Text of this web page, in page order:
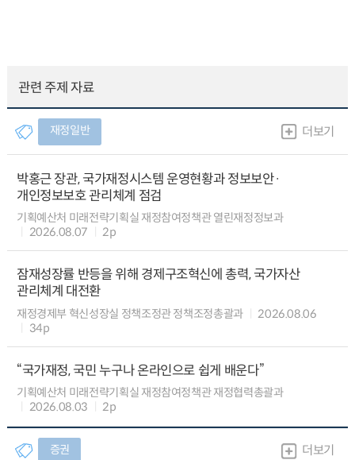
관련 주제 자료
재정일반 더보기
박홍근 장관, 국가재정시스템 운영현황과 정보보안·
개인정보보호 관리체계 점검
기획예산처 미래전략기획실 재정참여정책관 열린재정정보과
2026.08.07
2p
잠재성장률 반등을 위해 경제구조혁신에 총력, 국가자산
관리체계 대전환
재정경제부 혁신성장실 정책조정관 정책조정총괄과
2026.08.06
34p
“국가재정, 국민 누구나 온라인으로 쉽게 배운다”
기획예산처 미래전략기획실 재정참여정책관 재정협력총괄과
2026.08.03
2p
증권 더보기